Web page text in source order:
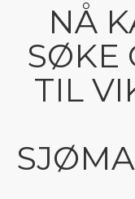
NÅ
SØKE
TIL